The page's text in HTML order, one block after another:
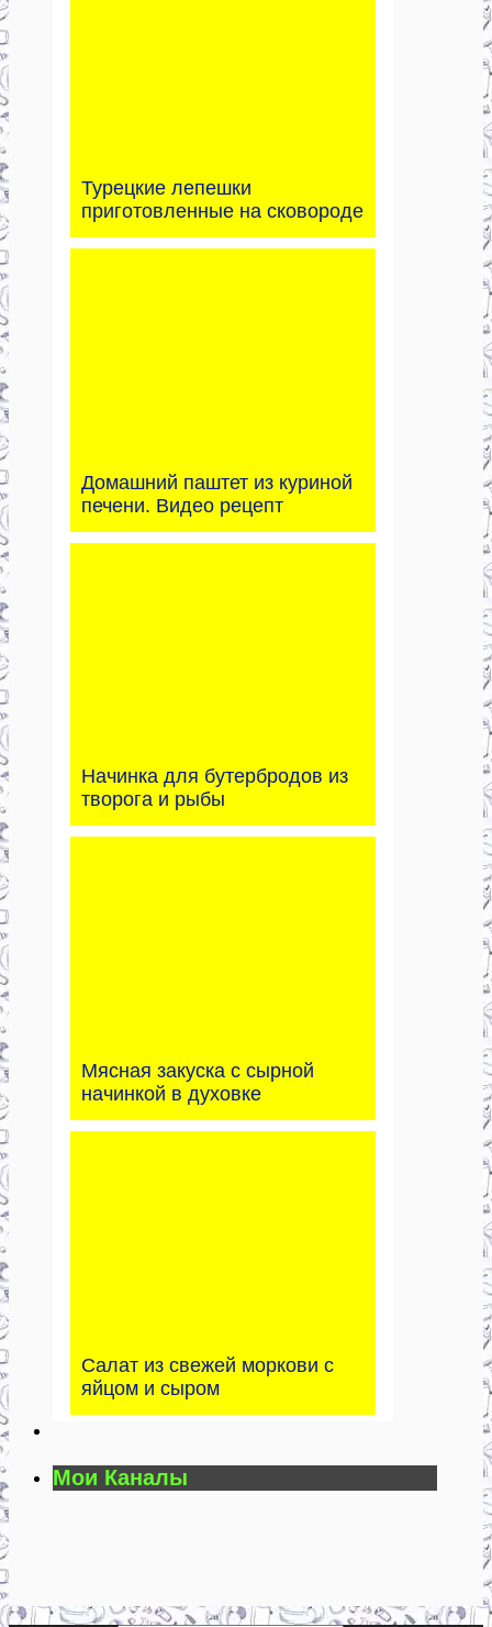
Турецкие лепешки
приготовленные на сковороде
Домашний паштет из куриной
печени. Видео рецепт
Начинка для бутербродов из
творога и рыбы
Мясная закуска с сырной
начинкой в духовке
Салат из свежей моркови с
яйцом и сыром
Мои Каналы